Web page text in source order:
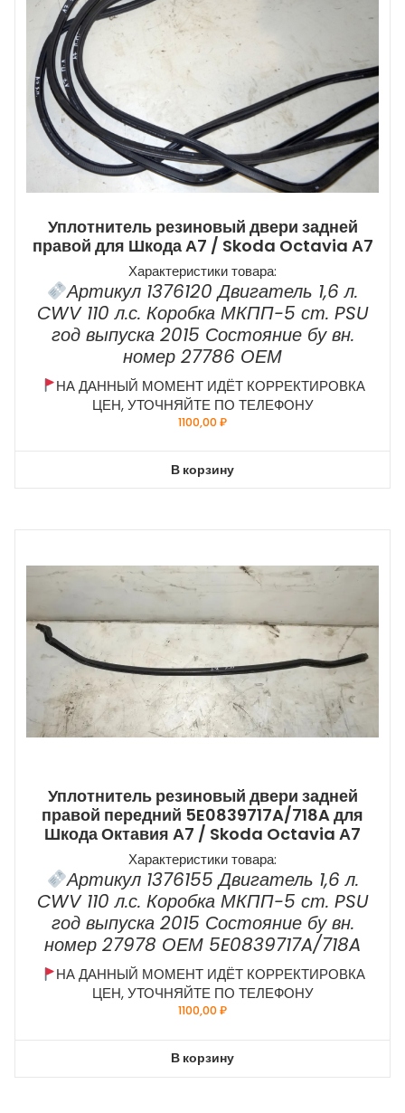
Уплотнитель резиновый двери задней
правой для Шкода А7 / Skoda Octavia А7
Характеристики товара:
Артикул 1376120 Двигатель 1,6 л.
CWV 110 л.с. Коробка МКПП-5 ст. PSU
год выпуска 2015 Состояние бу вн.
номер 27786 ОЕМ
НА ДАННЫЙ МОМЕНТ ИДЁТ КОРРЕКТИРОВКА
ЦЕН, УТОЧНЯЙТЕ ПО ТЕЛЕФОНУ
1100,00₽
В корзину
Уплотнитель резиновый двери задней
правой передний 5E0839717A/718A для
Шкода Октавия А7 / Skoda Octavia А7
Характеристики товара:
Артикул 1376155 Двигатель 1,6 л.
CWV 110 л.с. Коробка МКПП-5 ст. PSU
год выпуска 2015 Состояние бу вн.
номер 27978 ОЕМ 5E0839717A/718A
НА ДАННЫЙ МОМЕНТ ИДЁТ КОРРЕКТИРОВКА
ЦЕН, УТОЧНЯЙТЕ ПО ТЕЛЕФОНУ
1100,00₽
В корзину